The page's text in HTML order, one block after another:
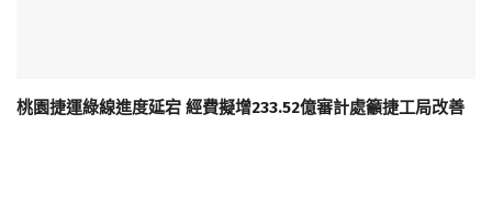
桃園捷運綠線進度延宕 經費擬增233.52億審計處籲捷工局改善